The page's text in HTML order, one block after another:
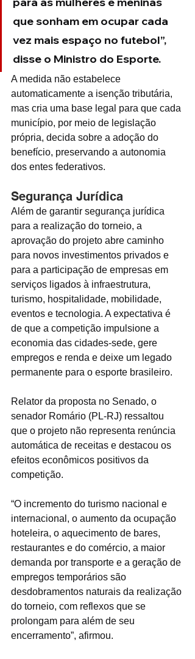
que sonham em ocupar cada
vez mais espaço no futebol”,
disse o Ministro do Esporte.
A medida não estabelece
automaticamente a isenção tributária,
mas cria uma base legal para que cada
município, por meio de legislação
própria, decida sobre a adoção do
benefício, preservando a autonomia
dos entes federativos.
Segurança Jurídica
Além de garantir segurança jurídica
para a realização do torneio, a
aprovação do projeto abre caminho
para novos investimentos privados e
para a participação de empresas em
serviços ligados à infraestrutura,
turismo, hospitalidade, mobilidade,
eventos e tecnologia. A expectativa é
de que a competição impulsione a
economia das cidades-sede, gere
empregos e renda e deixe um legado
permanente para o esporte brasileiro.
Relator da proposta no Senado, o
senador Romário (PL-RJ) ressaltou
que o projeto não representa renúncia
automática de receitas e destacou os
efeitos econômicos positivos da
competição.
“O incremento do turismo nacional e
internacional, o aumento da ocupação
hoteleira, o aquecimento de bares,
restaurantes e do comércio, a maior
demanda por transporte e a geração de
empregos temporários são
desdobramentos naturais da realização
do torneio, com reflexos que se
prolongam para além de seu
encerramento”, afirmou.